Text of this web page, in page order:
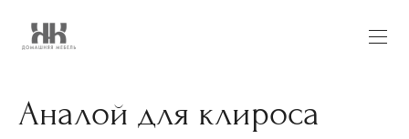
Аналой для клироса